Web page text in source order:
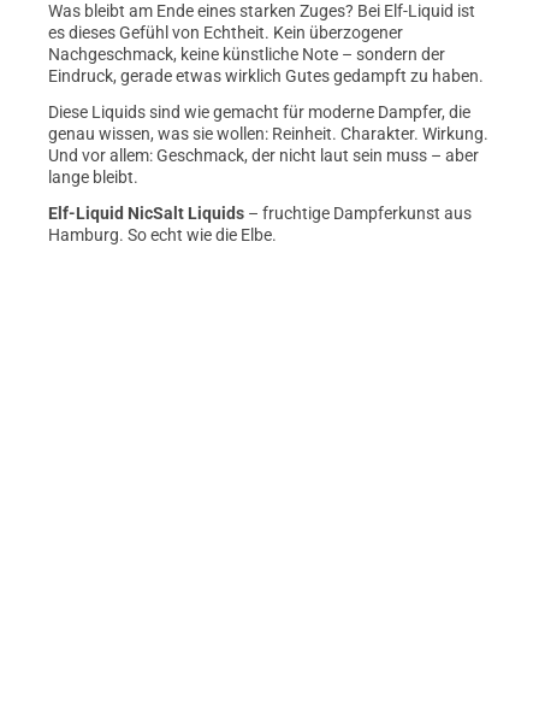
Was bleibt am Ende eines starken Zuges? Bei Elf-Liquid ist
es dieses Gefühl von Echtheit. Kein überzogener
Nachgeschmack, keine künstliche Note – sondern der
Eindruck, gerade etwas wirklich Gutes gedampft zu haben.
Diese Liquids sind wie gemacht für moderne Dampfer, die
genau wissen, was sie wollen: Reinheit. Charakter. Wirkung.
Und vor allem: Geschmack, der nicht laut sein muss – aber
lange bleibt.
Elf-Liquid NicSalt Liquids – fruchtige Dampferkunst aus
Hamburg. So echt wie die Elbe.